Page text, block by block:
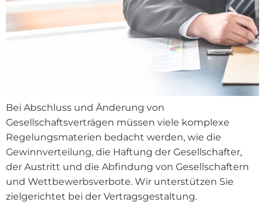
Bei Abschluss und Änderung von
Gesellschaftsverträgen müssen viele komplexe
Regelungsmaterien bedacht werden, wie die
Gewinnverteilung, die Haftung der Gesellschafter,
der Austritt und die Abfindung von Gesellschaftern
und Wettbewerbsverbote. Wir unterstützen Sie
zielgerichtet bei der Vertragsgestaltung.